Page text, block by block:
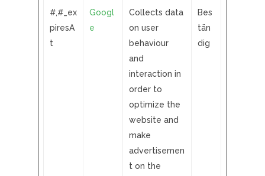
#,#_ex
piresA
t
Googl
e
Collects data
on user
behaviour
and
interaction in
order to
optimize the
website and
make
advertisemen
t on the
Bes
tän
dig